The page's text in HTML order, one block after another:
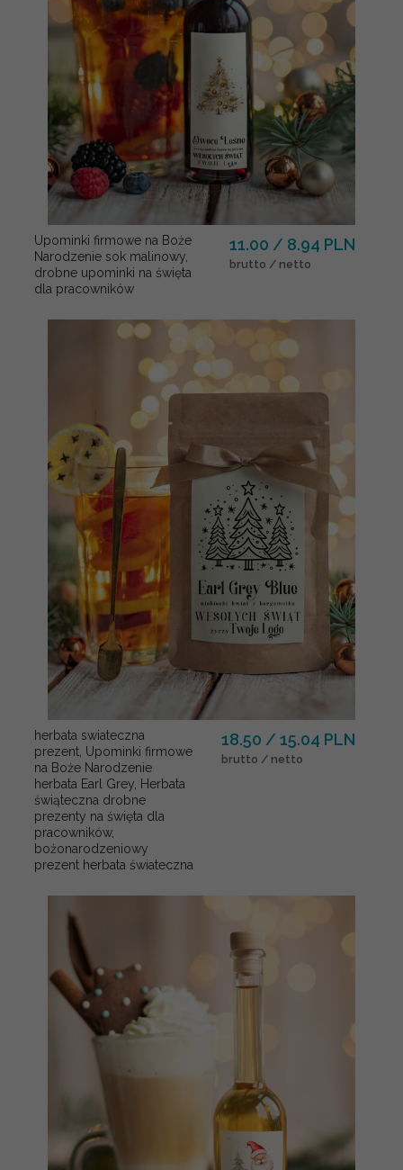
Upominki firmowe na Boże
Narodzenie sok malinowy,
drobne upominki na święta
dla pracowników
11.00 / 8.94 PLN
brutto / netto
herbata swiateczna
prezent, Upominki firmowe
na Boże Narodzenie
herbata Earl Grey, Herbata
świąteczna drobne
prezenty na święta dla
pracowników,
bożonarodzeniowy
prezent herbata świateczna
18.50 / 15.04 PLN
brutto / netto